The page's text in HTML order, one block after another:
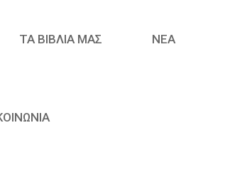
ΤΑ ΒΙΒΛΙΑ ΜΑΣ ΝΈΑ